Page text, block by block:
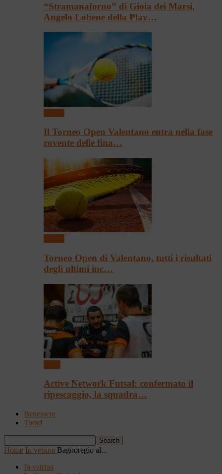
“Stramanaforno” di Gioia dei Marsi,
Angelo Lobene della Play…
Il Torneo Open Valentano entra nella fase
rovente delle fina…
Torneo Open di Valentano, tutti i risultati
degli ultimi inc…
Active Network Futsal: confermato il
ripescaggio, la squadra…
Benessere
Trend
Home In vetrina Bagnoregio al...
In vetrina